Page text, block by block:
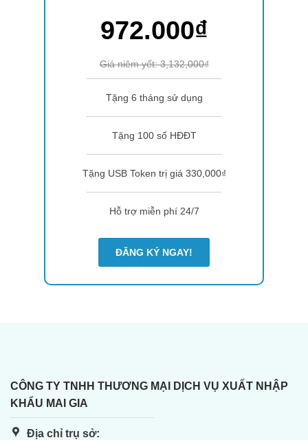
972.000₫
Giá niêm yết: 3,132,000₫
Tặng 6 tháng sử dụng
Tặng 100 số HĐĐT
Tặng USB Token trị giá 330,000₫
Hỗ trợ miễn phí 24/7
ĐĂNG KÝ NGAY!
CÔNG TY TNHH THƯƠNG MẠI DỊCH VỤ XUẤT NHẬP
KHẨU MAI GIA
Địa chỉ trụ sở: